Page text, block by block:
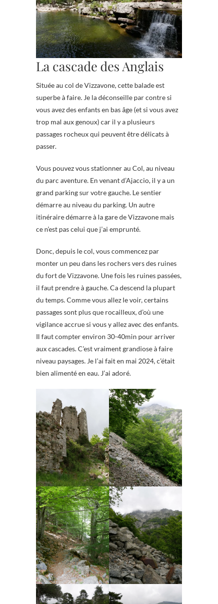
La cascade des Anglais
Située au col de Vizzavone, cette balade est
superbe à faire. Je la déconseille par contre si
vous avez des enfants en bas âge (et si vous avez
trop mal aux genoux) car il y a plusieurs
passages rocheux qui peuvent être délicats à
passer.
Vous pouvez vous stationner au Col, au niveau
du parc aventure. En venant d’Ajaccio, il y a un
grand parking sur votre gauche. Le sentier
démarre au niveau du parking. Un autre
itinéraire démarre à la gare de Vizzavone mais
ce n’est pas celui que j’ai emprunté.
Donc, depuis le col, vous commencez par
monter un peu dans les rochers vers des ruines
du fort de Vizzavone. Une fois les ruines passées,
il faut prendre à gauche. Ca descend la plupart
du temps. Comme vous allez le voir, certains
passages sont plus que rocailleux, d’où une
vigilance accrue si vous y allez avec des enfants.
Il faut compter environ 30-40min pour arriver
aux cascades. C’est vraiment grandiose à faire
niveau paysages. Je l’ai fait en mai 2024, c’était
bien alimenté en eau. J’ai adoré.